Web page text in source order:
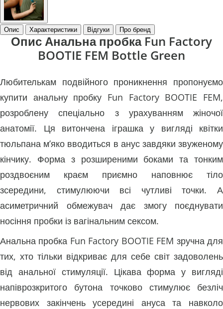
Опис Характеристики Відгуки Про бренд
Опис Анальна пробка Fun Factory
BOOTIE FEM Bottle Green
Любителькам подвійного проникнення пропонуємо
купити анальну пробку Fun Factory BOOTIE FEM,
розроблену спеціально з урахуванням жіночої
анатомії. Ця витончена іграшка у вигляді квітки
тюльпана м’яко вводиться в анус завдяки звуженому
кінчику. Форма з розширеними боками та тонким
роздвоєним краєм приємно наповнює тіло
зсередини, стимулюючи всі чутливі точки. А
асиметричний обмежувач дає змогу поєднувати
носіння пробки із вагінальним сексом.
Анальна пробка Fun Factory BOOTIE FEM зручна для
тих, хто тільки відкриває для себе світ задоволень
від анальної стимуляції. Цікава форма у вигляді
напіврозкритого бутона точково стимулює безліч
нервових закінчень усередині ануса та навколо